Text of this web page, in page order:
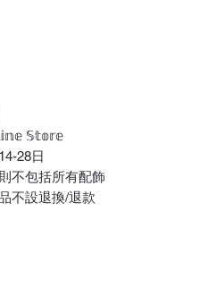
𝕊𝕥𝕠𝕣𝕖
28日
不包括所有配飾
不設退換/退款